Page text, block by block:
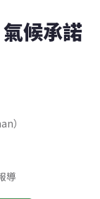
候承諾
）
導